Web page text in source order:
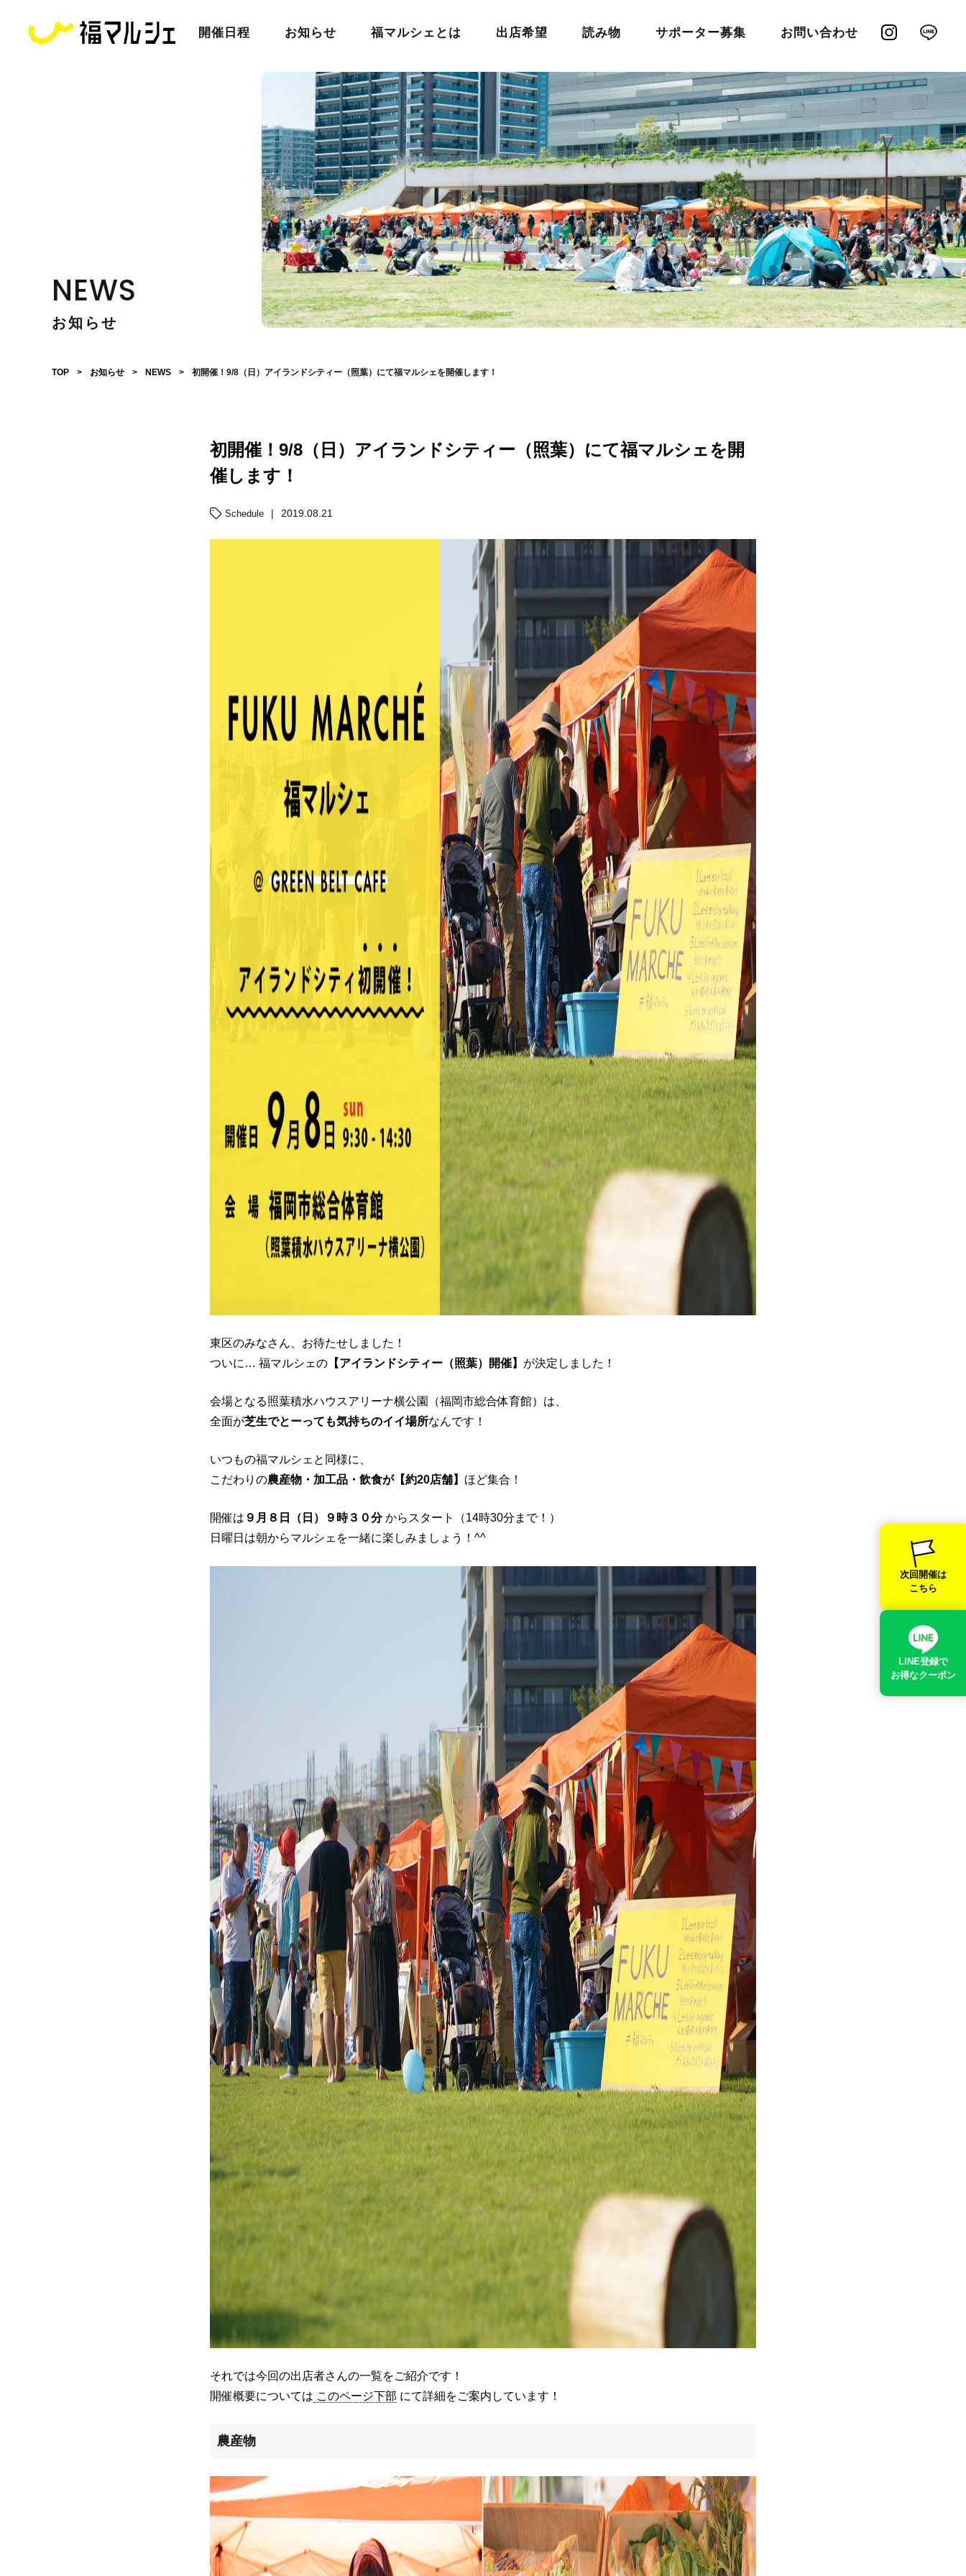
次回開催は
こちら
LINE登録で
お得なクーポン
開催日程 お知らせ 福マルシェとは 出店希望 読み物 サポーター募集 お問い合わせ
NEWS
お知らせ
TOP > お知らせ > NEWS > 初開催！9/8（日）アイランドシティー（照葉）にて福マルシェを開催します！
初開催！9/8（日）アイランドシティー（照葉）にて福マルシェを開
催します！
Schedule | 2019.08.21
東区のみなさん、お待たせしました！
ついに… 福マルシェの 【アイランドシティー（照葉）開催】 が決定しました！
会場となる照葉積水ハウスアリーナ横公園（福岡市総合体育館）は、
全面が芝生でとーっても気持ちのイイ場所なんです！
いつもの福マルシェと同様に、
こだわりの農産物・加工品・飲食が【約20店舗】 ほど集合！
開催は ９月８日（日）９時３０分からスタート（14時30分まで！）
日曜日は朝からマルシェを一緒に楽しみましょう！^^
それでは今回の出店者さんの一覧をご紹介です！
開催概要については このページ下部 にて詳細をご案内しています！
農産物